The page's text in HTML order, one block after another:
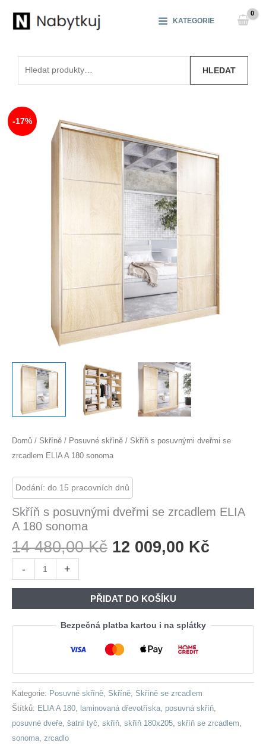
KATEGORIE
HLEDAT
-17%
Domů / Skříně / Posuvné skříně / Skříň s posuvnými dveřmi se
zrcadlem ELIA A 180 sonoma
Dodání: do 15 pracovních dnů
Skříň s posuvnými dveřmi se zrcadlem ELIA
A 180 sonoma
14 480,00Kč Původní
14
480,00 Kč.
12 009,00 Kč
009,00
-
s
dveřmi
se
180
sonoma
množství
+
PŘIDAT DO KOŠÍKU
Bezpečná platba kartou i na splátky
Kategorie: Posuvné skříně, Skříně, Skříně se zrcadlem
Štítků: ELIA A 180, laminovaná dřevotříska, posuvná skříň,
posuvné dveře, šatní tyč, skříň, skříň 180x205, skříň se zrcadlem,
sonoma, zrcadlo